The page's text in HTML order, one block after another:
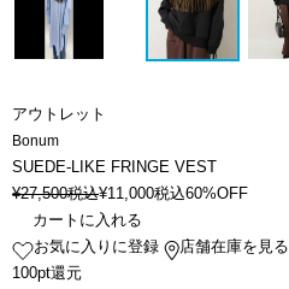
アウトレット
Bonum
SUEDE-LIKE FRINGE VEST
¥27,500税込¥11,000税込60%OFF
カートに入れる
お気に入りに登録
店舗在庫を見る
100pt還元